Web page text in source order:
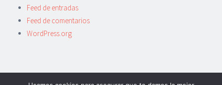
Feed de entradas
Feed de comentarios
WordPress.org